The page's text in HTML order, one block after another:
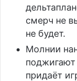
смерч не
не будет.
Молнии
придаёт